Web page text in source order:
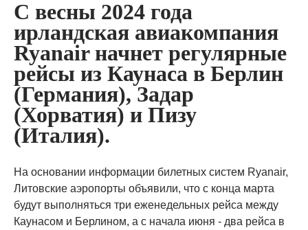
С весны 2024 года
ирландская авиакомпания
Ryanair начнет регулярные
рейсы из Каунаса в Берлин
(Германия), Задар
(Хорватия) и Пизу
(Италия).
На основании информации билетных систем Ryanair,
Литовские аэропорты объявили, что с конца марта
будут выполняться три еженедельных рейса между
Каунасом и Берлином, а с начала июня - два рейса в